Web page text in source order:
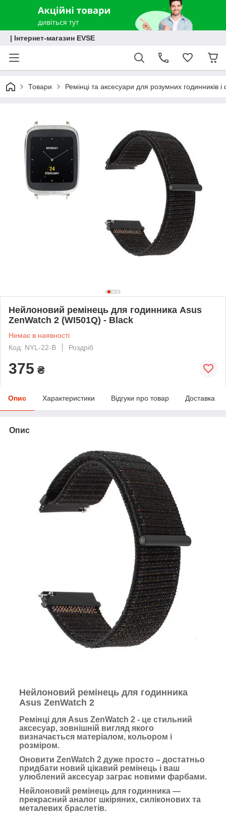
| Інтернет-магазин EVSE
Товари Ремінці та аксесуари для розумних годинників і
Нейлоновий ремінець для годинника Asus
ZenWatch 2 (WI501Q) - Black
Немає в наявності
Код: NYL-22-B
Роздріб
375 ₴
Опис Характеристики Відгуки про товар Доставка
Опис
Нейлоновий ремінець для годинника
Asus ZenWatch 2
Ремінці для Asus ZenWatch 2 - це стильний
аксесуар, зовнішній вигляд якого
визначається матеріалом, кольором і
розміром.
Оновити ZenWatch 2 дуже просто – достатньо
придбати новий цікавий ремінець і ваш
улюблений аксесуар заграє новими фарбами.
Нейлоновий ремінець для годинника —
прекрасний аналог шкіряних, силіконових та
металевих браслетів.